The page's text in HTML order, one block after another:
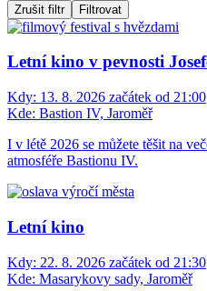
Zrušit filtr Filtrovat
Letní kino v pevnosti
Kdy: 13. 8. 2026 začátek od 21:00
Kde: Bastion IV, Jaroměř
I v létě 2026 se můžete těšit na
atmosféře Bastionu IV.
Letní kino
Kdy: 22. 8. 2026 začátek od 21:30
Kde: Masarykovy sady, Jaroměř